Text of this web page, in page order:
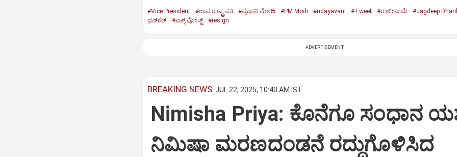
#Vice President #ಉಪ ರಾಷ್ಟ್ರಪತಿ #ಪ್ರಧಾನಿ ಮೋದಿ #PM Modi #udayavani #Tweet #ರಾಜೀನಾಮೆ
#Jagdeep
ಧನ್‌ಕರ್‌
#ಎಕ್ಸ್‌ ಪೋಸ್ಟ್ #resign
ADVERTISEMENT
BREAKING NEWS JUL 22, 2025, 10:40 AM IST
Nimisha Priya: ಕೊನೆಗೂ ಸಂಧಾನ
ನಿಮಿಷಾ ಮರಣದಂಡನೆ ರದ್ದುಗೊಳಿಸಿದ